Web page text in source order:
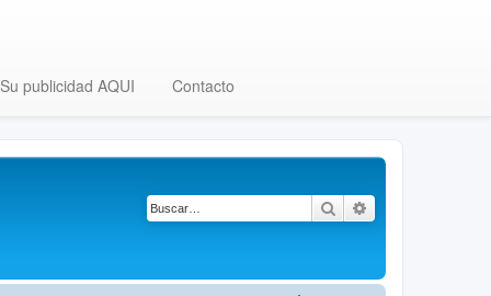
publicidad AQUI Contacto
Buscar